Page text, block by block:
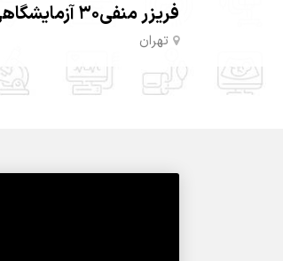
فریزر منفی30 آزمایشگاهی
تهران